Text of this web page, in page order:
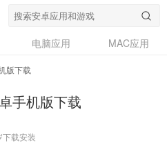
电脑应用
MAC应用
版下载
手机版下载
下载安装